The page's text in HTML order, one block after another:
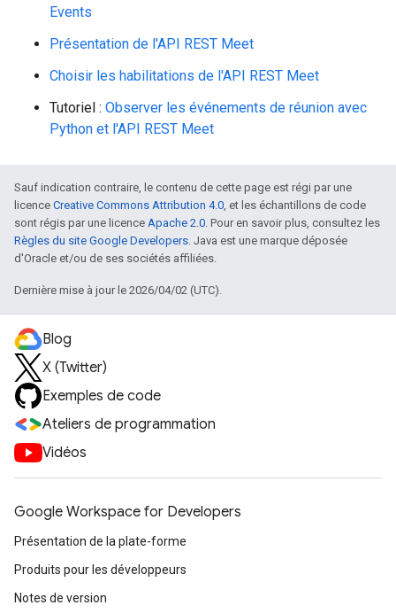
Events
Présentation de l'API REST Meet
Choisir les habilitations de l'API REST Meet
Tutoriel : Observer les événements de réunion avec
Python et l'API REST Meet
Sauf indication contraire, le contenu de cette page est régi par une
licence Creative Commons Attribution 4.0, et les échantillons de code
sont régis par une licence Apache 2.0. Pour en savoir plus, consultez les
Règles du site Google Developers. Java est une marque déposée
d'Oracle et/ou de ses sociétés affiliées.
Dernière mise à jour le 2026/04/02 (UTC).
Blog
X (Twitter)
Exemples de code
Ateliers de programmation
Vidéos
Google Workspace for Developers
Présentation de la plate-forme
Produits pour les développeurs
Notes de version